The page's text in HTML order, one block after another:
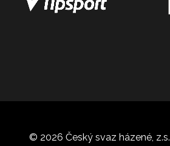
© 2026 Český svaz házené, z.s.